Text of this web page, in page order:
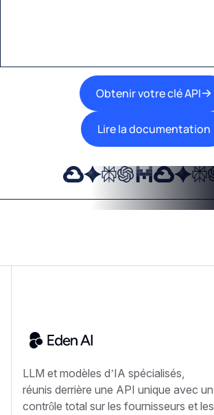
Obtenir votre clé API
Lire la documentation
LLM et modèles d’IA spécialisés,
réunis derrière une API unique avec un
contrôle total sur les fournisseurs et les